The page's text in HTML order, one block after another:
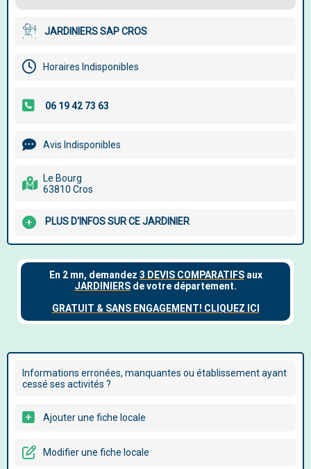
JARDINIERS SAP CROS
Horaires Indisponibles
Avis Indisponibles
Le Bourg
63810 Cros
PLUS D'INFOS SUR CE JARDINIER
Informations erronées, manquantes ou établissement ayant
cessé ses activités ?
Ajouter une fiche locale
Modifier une fiche locale